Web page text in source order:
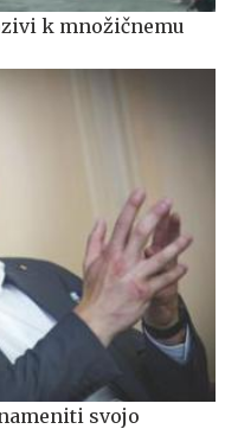
k množičnemu
svojo